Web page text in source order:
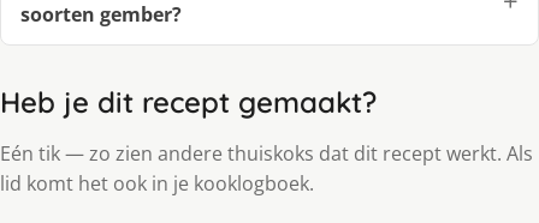
soorten gember?
Heb je dit recept gemaakt?
Eén tik — zo zien andere thuiskoks dat dit recept werkt. Als
lid komt het ook in je kooklogboek.